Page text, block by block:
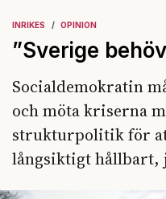
INRIKES OPINION
”Sverige
Socialdemokratin
och möta kriserna
strukturpolitik för
långsiktigt